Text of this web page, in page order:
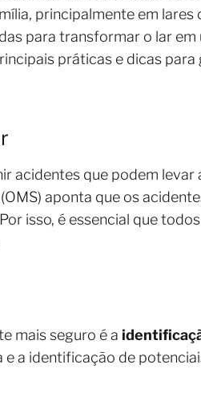
principalmente em lares
para transformar o lar
práticas e dicas
acidentes que podem levar
aponta que os
isso, é essencial que
mais seguro é a
a identificação de